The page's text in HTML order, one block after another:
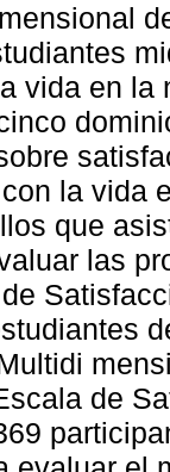
vida en la
la vida
que
las
de